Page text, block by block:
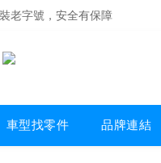
同步，建議購買之前先詢問貨況
老字號，安全有保障
車型找零件 品牌連結